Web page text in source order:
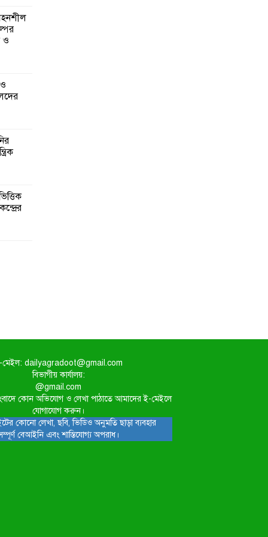
ও
মেইল: dailyagradoot@gmail.com
বিভাগীয় কার্যালয়:
@gmail.com
কোন অভিযোগ ও লেখা পাঠাতে আমাদের ই-মেইলে
যোগাযোগ করুন।
কোনো লেখা, ছবি, ভিডিও অনুমতি ছাড়া ব্যবহার
বেআইনি এবং শাস্তিযোগ্য অপরাধ।